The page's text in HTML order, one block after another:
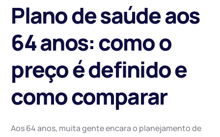
Plano de saúde aos
64 anos: como o
preço é definido e
como comparar
Aos 64 anos, muita gente encara o planejamento de